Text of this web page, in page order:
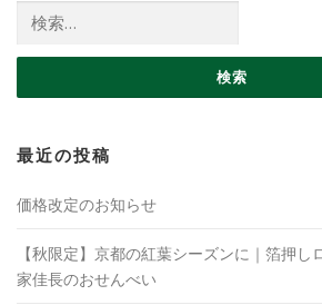
検索:
最近の投稿
価格改定のお知らせ
【秋限定】京都の紅葉シーズンに｜箔押し
家佳長のおせんべい